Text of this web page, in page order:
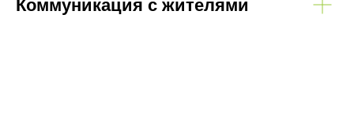
Коммуникация с жителями